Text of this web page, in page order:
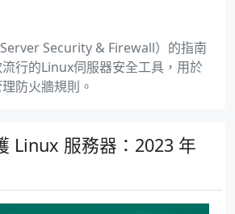
Security & Firewall）的指南
行的Linux伺服器安全工具，用於
防火牆規則。
Linux 服務器：2023 年